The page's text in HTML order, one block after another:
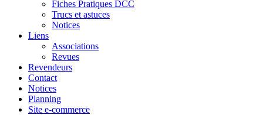
Fiches Pratiques DCC
Trucs et astuces
Notices
Liens
Associations
Revues
Revendeurs
Contact
Notices
Planning
Site e-commerce